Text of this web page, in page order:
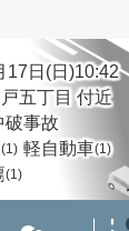
17日(日)10:42
五丁目 付近
破事故
(1) 軽自動車(1)
(1)